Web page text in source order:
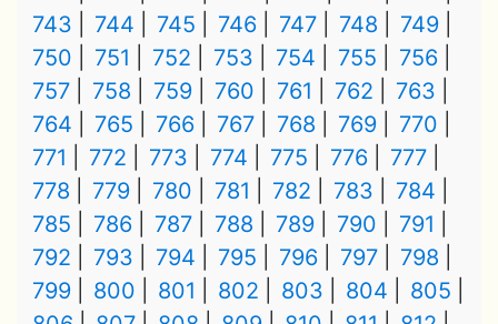
743
744 745 746 747 748
749
750
751 752 753 754 755
756
757
758 759 760 761 762
763
764
765 766 767 768 769
770
771
772 773 774 775 776
777
778
779 780 781 782 783
784
785
786 787 788 789 790
791
792
793 794 795 796 797
798
799
800 801 802 803 804
805